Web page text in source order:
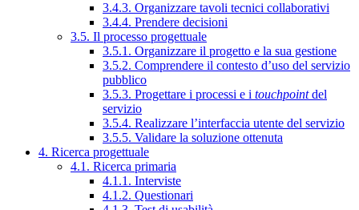
3.4.3. Organizzare tavoli tecnici collaborativi
3.4.4. Prendere decisioni
3.5. Il processo progettuale
3.5.1. Organizzare il progetto e la sua gestione
3.5.2. Comprendere il contesto d’uso del servizio
pubblico
3.5.3. Progettare i processi e i touchpointdel
servizio
3.5.4. Realizzare l’interfaccia utente del servizio
3.5.5. Validare la soluzione ottenuta
4. Ricerca progettuale
4.1. Ricerca primaria
4.1.1. Interviste
4.1.2. Questionari